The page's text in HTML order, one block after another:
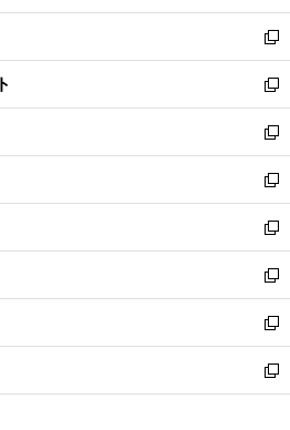
開
く
ウ
で
開
く
ウ
ィ
ン
ド
ウ
で
開
く
し
い
ウ
ィ
ン
ド
ウ
で
開
く
新
し
い
ウ
ィ
ン
ド
ウ
で
開
く
新
し
い
ウ
ィ
ン
ド
ウ
で
開
く
新
し
い
ウ
ィ
ン
ド
ウ
で
開
く
新
し
い
ウ
ィ
ン
ド
ウ
で
開
新
し
い
ウ
ィ
ン
ド
ウ
新
し
い
ウ
ィ
ン
新
し
い
ウ
新
し